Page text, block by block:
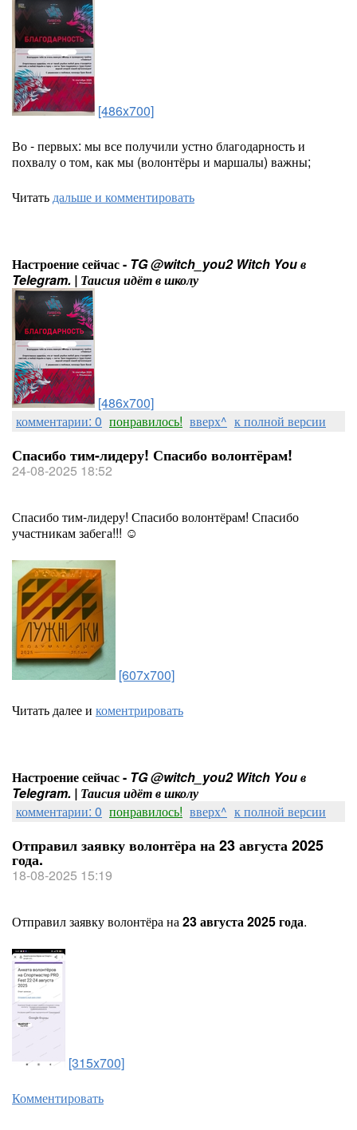
[486x700]
Во - первых: мы все получили устно благодарность и
похвалу о том, как мы (волонтёры и маршалы) важны;
Читатьдальше и комментировать
Настроение сейчас - TG @witch_you2 Witch You в
Telegram. | Таисия идёт в школу
[486x700]
комментарии: 0 понравилось! вверх^ к полной версии
Спасибо тим-лидеру! Спасибо волонтёрам!
24-08-2025 18:52
Спасибо тим-лидеру! Спасибо волонтёрам! Спасибо
участникам забега!!! ☺️
[607x700]
Читать далее и коментрировать
Настроение сейчас - TG @witch_you2 Witch You в
Telegram. | Таисия идёт в школу
комментарии: 0 понравилось! вверх^ к полной версии
Отправил заявку волонтёра на 23 августа 2025
года.
18-08-2025 15:19
Отправил заявку волонтёра на23 августа 2025 года.
[315x700]
Комментировать